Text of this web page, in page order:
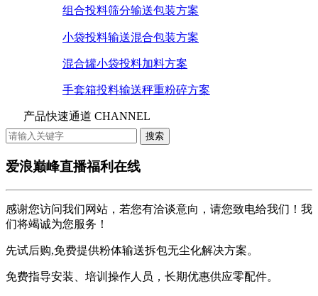
组合投料筛分输送包装方案
小袋投料输送混合包装方案
混合罐小袋投料加料方案
手套箱投料输送秤重粉碎方案
产品快速通道 CHANNEL
爱浪巅峰直播福利在线
感谢您访问我们网站，若您有洽谈意向，请您致电给我们！我
们将竭诚为您服务！
先试后购,免费提供粉体输送拆包无尘化解决方案。
免费指导安装、培训操作人员，长期优惠供应零配件。